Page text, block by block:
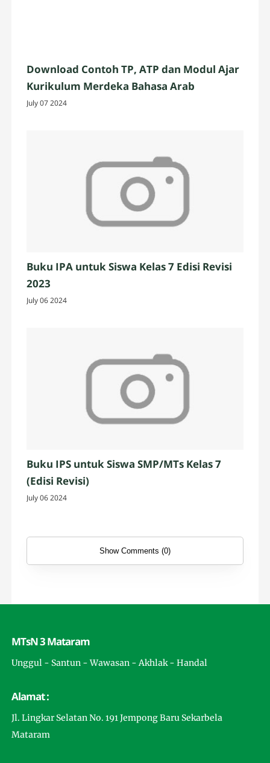
Download Contoh TP, ATP dan Modul Ajar
Kurikulum Merdeka Bahasa Arab
July 07 2024
Buku IPA untuk Siswa Kelas 7 Edisi Revisi
2023
July 06 2024
Buku IPS untuk Siswa SMP/MTs Kelas 7
(Edisi Revisi)
July 06 2024
Show Comments (0)
MTsN 3 Mataram
Unggul - Santun - Wawasan - Akhlak - Handal
Alamat :
Jl. Lingkar Selatan No. 191 Jempong Baru Sekarbela
Mataram